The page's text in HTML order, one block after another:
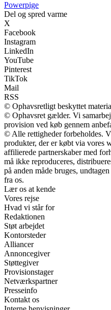
Powerpige
Del og spred varme
X
Facebook
Instagram
LinkedIn
YouTube
Pinterest
TikTok
Mail
RSS
© Ophavsretligt beskyttet
© Ophavsret gælder. Vi
provision ved køb gennem
© Alle rettigheder forbeholdes.
produkter, der er købt via vores
affilierede partnerskaber med
må ikke reproduceres,
på anden måde bruges,
fra os.
Lær os at kende
Vores rejse
Hvad vi står for
Redaktionen
Støt arbejdet
Kontorsteder
Alliancer
Annoncegiver
Støttegiver
Provisionstager
Netværkspartner
Presseinfo
Kontakt os